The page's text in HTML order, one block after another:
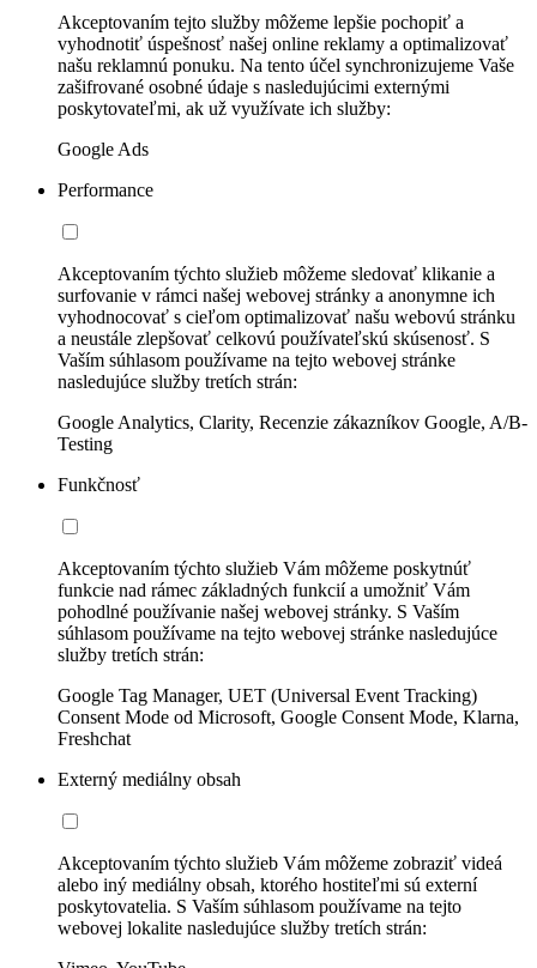
Akceptovaním tejto služby môžeme lepšie pochopiť a
vyhodnotiť úspešnosť našej online reklamy a optimalizovať
našu reklamnú ponuku. Na tento účel synchronizujeme Vaše
zašifrované osobné údaje s nasledujúcimi externými
poskytovateľmi, ak už využívate ich služby:
Google Ads
Performance
Akceptovaním týchto služieb môžeme sledovať klikanie a
surfovanie v rámci našej webovej stránky a anonymne ich
vyhodnocovať s cieľom optimalizovať našu webovú stránku
a neustále zlepšovať celkovú používateľskú skúsenosť. S
Vaším súhlasom používame na tejto webovej stránke
nasledujúce služby tretích strán:
Google Analytics, Clarity, Recenzie zákazníkov Google, A/B-
Testing
Funkčnosť
Akceptovaním týchto služieb Vám môžeme poskytnúť
funkcie nad rámec základných funkcií a umožniť Vám
pohodlné používanie našej webovej stránky. S Vaším
súhlasom používame na tejto webovej stránke nasledujúce
služby tretích strán:
Google Tag Manager, UET (Universal Event Tracking)
Consent Mode od Microsoft, Google Consent Mode, Klarna,
Freshchat
Externý mediálny obsah
Akceptovaním týchto služieb Vám môžeme zobraziť videá
alebo iný mediálny obsah, ktorého hostiteľmi sú externí
poskytovatelia. S Vaším súhlasom používame na tejto
webovej lokalite nasledujúce služby tretích strán: